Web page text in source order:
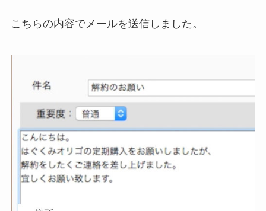
こちらの内容でメールを送信しました。